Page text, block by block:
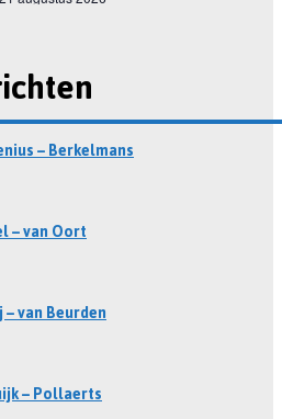
– Berkelmans
– van Oort
van Beurden
– Pollaerts